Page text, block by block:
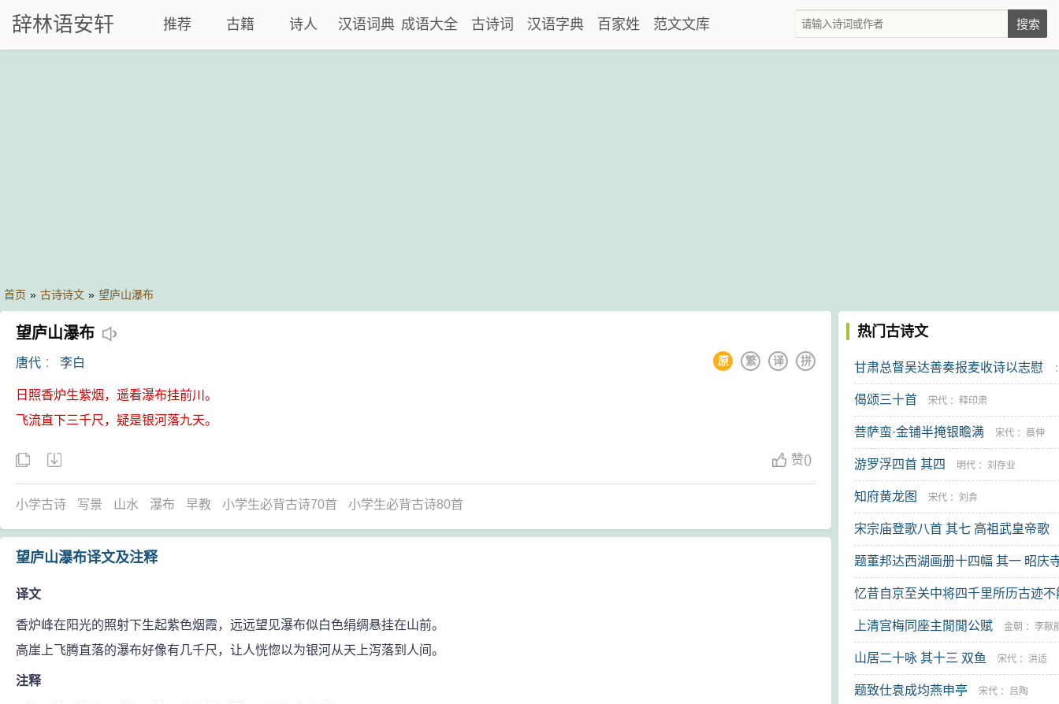
辞林语安轩 推荐 古籍 诗人 汉语词典 成语大全 古诗词 汉语字典 百家姓 范文文库
首页 » 古诗诗文 » 望庐山瀑布
望庐山瀑布
唐代 ： 李白 拼
译
繁
原
日照香炉生紫烟，遥看瀑布挂前川。
飞流直下三千尺，疑是银河落九天。
赞()
小学古诗 写景 山水 瀑布 早教 小学生必背古诗70首 小学生必背古诗80首
望庐山瀑布译文及注释
译文
香炉峰在阳光的照射下生起紫色烟霞，远远望见瀑布似白色绢绸悬挂在山前。
高崖上飞腾直落的瀑布好像有几千尺，让人恍惚以为银河从天上泻落到人间。
注释
热门古诗文
甘肃总督吴达善奏报麦收诗以志慰
偈颂三十首 宋代 ： 释印肃
菩萨蛮·金铺半掩银瞻满 宋代 ： 蔡伸
游罗浮四首 其四 明代 ： 刘存业
知府黄龙图 宋代 ： 刘弇
宋宗庙登歌八首 其七 高祖武皇帝歌
：佚名
题董邦达西湖画册十四幅 其一 昭庆
弘历
忆昔自京至关中将四千里所历古迹不
记因閒居无事追赋律诗凡十首目之
以泄曩日之思云 ：李辕
上清宫梅同座主閒閒公赋 金朝 ： 李献
山居二十咏 其十三 双鱼 宋代 ： 洪适
题致仕袁成均燕申亭 宋代 ： 吕陶